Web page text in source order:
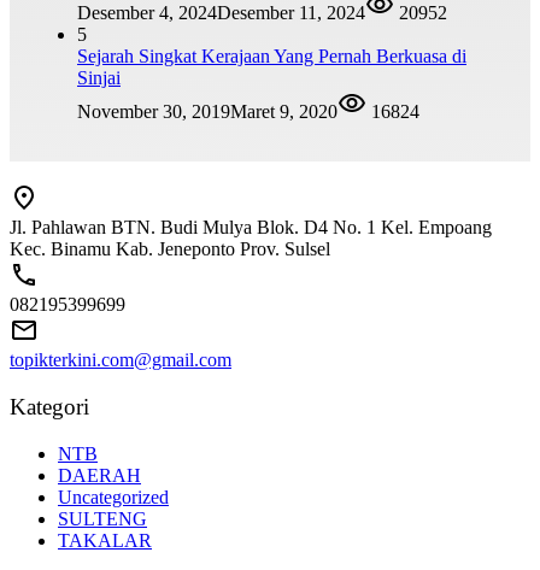
Desember 4, 2024Desember 11, 2024
20952
5
Sejarah Singkat Kerajaan Yang Pernah Berkuasa di
Sinjai
November 30, 2019Maret 9, 2020 16824
Jl. Pahlawan BTN. Budi Mulya Blok. D4 No. 1 Kel. Empoang
Kec. Binamu Kab. Jeneponto Prov. Sulsel
082195399699
topikterkini.com@gmail.com
Kategori
NTB
DAERAH
Uncategorized
SULTENG
TAKALAR